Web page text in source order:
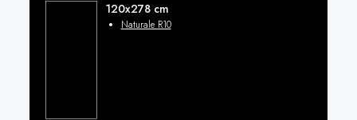
120x278 cm
Naturale R10